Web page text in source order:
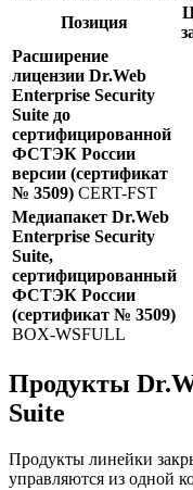
Позиция
Расширение
лицензии Dr.Web
Enterprise Security
Suite до
сертифицированной
ФСТЭК России
версии (сертификат
№ 3509) CERT-FST
Медиапакет Dr.Web
Enterprise Security
Suite,
сертифицированный
ФСТЭК России
(сертификат № 3509)
BOX-WSFULL
Продукты
Suite
Продукты линейки
управляются из одной